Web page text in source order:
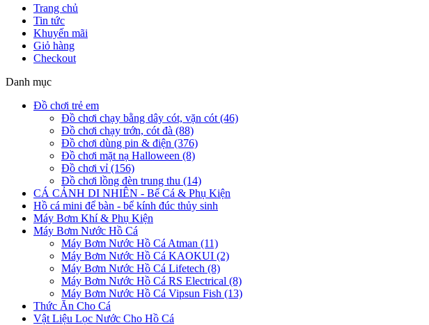
Trang chủ
Tin tức
Khuyến mãi
Giỏ hàng
Checkout
Danh mục
Đồ chơi trẻ em
Đồ chơi chạy bằng dây cót, vặn cót (46)
Đồ chơi chạy trớn, cót đà (88)
Đồ chơi dùng pin & điện (376)
Đồ chơi mặt nạ Halloween (8)
Đồ chơi vỉ (156)
Đồ chơi lồng đèn trung thu (14)
CÁ CẢNH DI NHIÊN - Bể Cá & Phụ Kiện
Hồ cá mini để bàn - bể kính đúc thủy sinh
Máy Bơm Khí & Phụ Kiện
Máy Bơm Nước Hồ Cá
Máy Bơm Nước Hồ Cá Atman (11)
Máy Bơm Nước Hồ Cá KAOKUI (2)
Máy Bơm Nước Hồ Cá Lifetech (8)
Máy Bơm Nước Hồ Cá RS Electrical (8)
Máy Bơm Nước Hồ Cá Vipsun Fish (13)
Thức Ăn Cho Cá
Vật Liệu Lọc Nước Cho Hồ Cá